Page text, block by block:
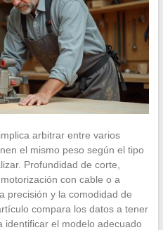
arbitrar entre varios
el mismo peso según el tipo
Profundidad de corte,
con cable o a
precisión y la comodidad de
compara los datos a tener
el modelo adecuado